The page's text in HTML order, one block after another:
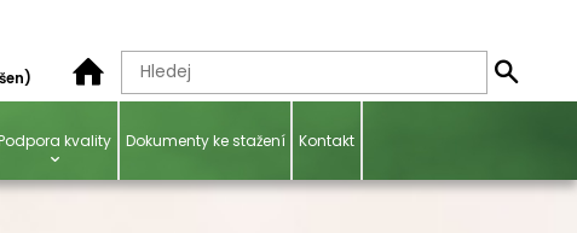
kvality Dokumenty ke stažení Kontakt